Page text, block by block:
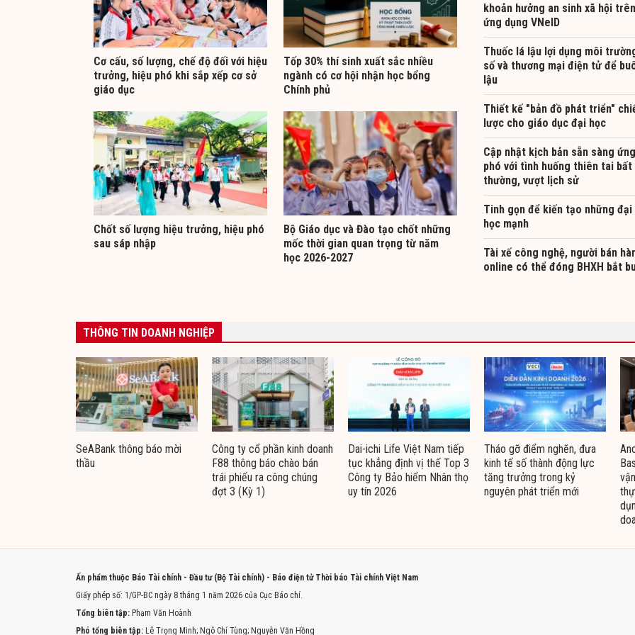
Cơ cấu, số lượng, chế độ đối với hiệu
trưởng, hiệu phó khi sắp xếp cơ sở
giáo dục
Tốp 30% thí sinh xuất sắc nhiều
ngành có cơ hội nhận học bổng
Chính phủ
Chốt số lượng hiệu trưởng, hiệu phó
sau sáp nhập
Bộ Giáo dục và Đào tạo chốt những
mốc thời gian quan trọng từ năm
học 2026-2027
khoản hưởng an sinh xã hội trên
ứng dụng VNeID
Thuốc lá lậu lợi dụng môi
số và thương mại điện tử để
lậu
Thiết kế "bản đồ phát triển"
lược cho giáo dục đại học
Cập nhật kịch bản sẵn sàng ứng
phó với tình huống thiên tai bất
thường, vượt lịch sử
Tinh gọn để kiến tạo những đại
học mạnh
Tài xế công nghệ, người bán
online có thể đóng BHXH bắt
THÔNG TIN DOANH NGHIỆP
SeABank thông báo mời
thầu
Công ty cổ phần kinh doanh
F88 thông báo chào bán
trái phiếu ra công chúng
đợt 3 (Kỳ 1)
Dai-ichi Life Việt Nam tiếp
tục khẳng định vị thế Top 3
Công ty Bảo hiểm Nhân thọ
uy tín 2026
Tháo gỡ điểm nghẽn, đưa
kinh tế số thành động lực
tăng trưởng trong kỷ
nguyên phát triển mới
Ấn phẩm thuộc Báo Tài chính - Đầu tư (Bộ Tài chính) - Báo điện tử Thời báo Tài chính Việt Nam
Giấy phép số: 1/GP-BC ngày 8 tháng 1 năm 2026 của Cục Báo chí.
Tổng biên tập: Phạm Văn Hoành
Phó tổng biên tập: Lê Trọng Minh; Ngô Chí Tùng; Nguyễn Văn Hồng